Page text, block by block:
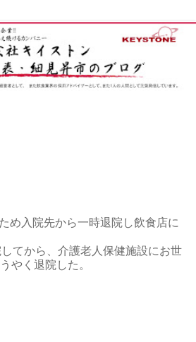
め入院先から一時退院し飲食店に
てから、介護老人保健施設にお世
やく退院した。